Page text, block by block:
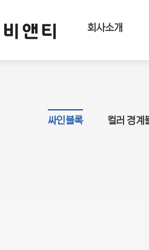
회사소개
싸인블록 컬러 경계